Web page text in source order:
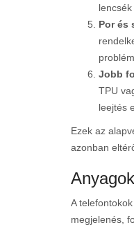
Por és
Jobb
TPU
leejtés
Ezek az
azonban
A
megjelenés,